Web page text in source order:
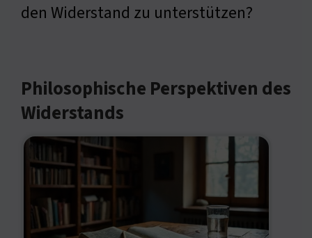
den Widerstand zu unterstützen?
Philosophische Perspektiven des
Widerstands